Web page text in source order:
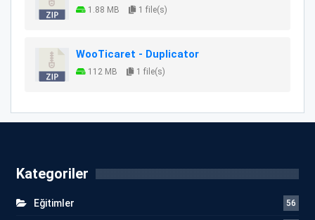
1.88 MB 1 file(s)
WooTicaret - Duplicator
112 MB 1 file(s)
Kategoriler
Eğitimler 56